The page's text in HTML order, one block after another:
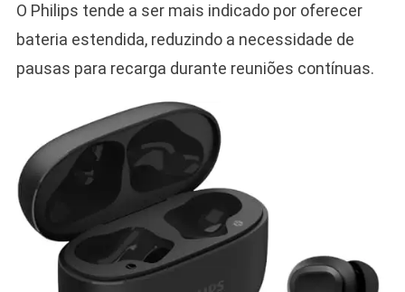
O Philips tende a ser mais indicado por oferecer
bateria estendida, reduzindo a necessidade de
pausas para recarga durante reuniões contínuas.